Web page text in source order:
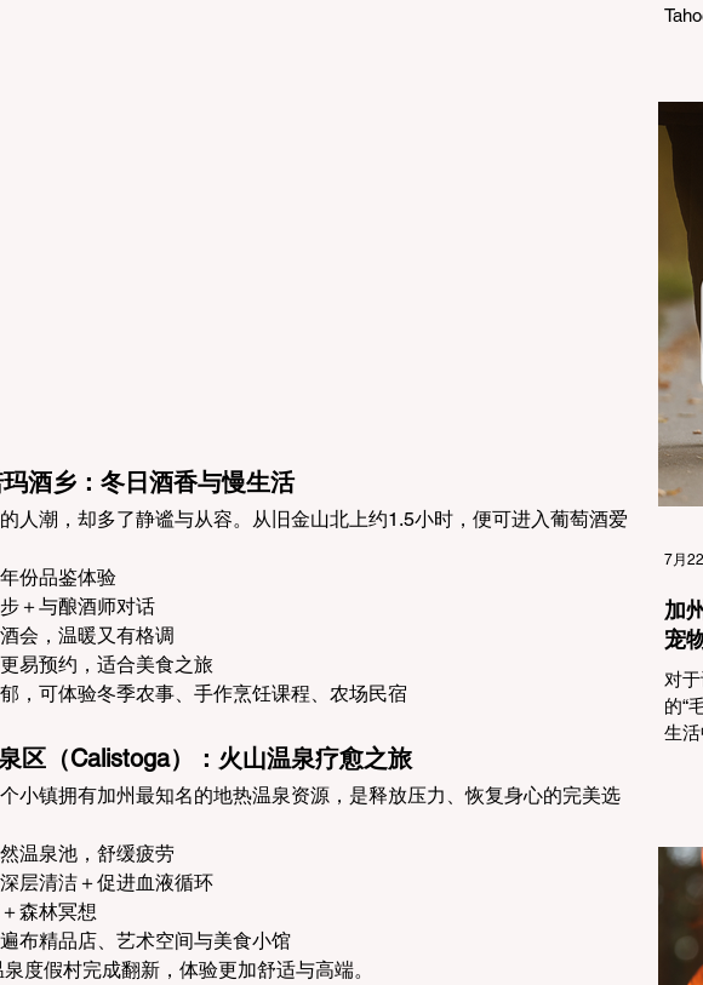
酒乡：冬日酒香与慢生活
人潮，却多了静谧与从容。从旧金山北上约1.5小时，便可进入葡萄酒爱
份品鉴体验
＋与酿酒师对话
会，温暖又有格调
易预约，适合美食之旅
，可体验冬季农事、手作烹饪课程、农场民宿
区（Calistoga）：火山温泉疗愈之旅
小镇拥有加州最知名的地热温泉资源，是释放压力、恢复身心的完美选
温泉池，舒缓疲劳
层清洁＋促进血液循环
森林冥想
布精品店、艺术空间与美食小馆
度假村完成翻新，体验更加舒适与高端。
交通
仅
（
发
析
的
出
懂加
来
链
制
至
须安
（
加
宠
对
的“
生
到
指
为
楚
7月